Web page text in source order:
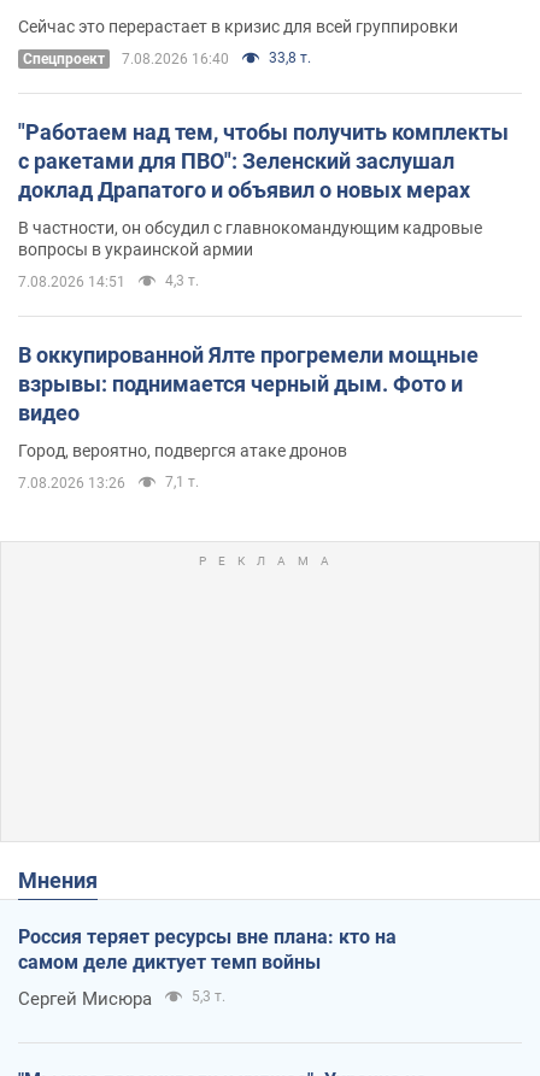
удалось
Сейчас это перерастает в кризис для всей группировки
Спецпроект 7.08.2026 16:40 33,8 т.
"Работаем над тем, чтобы получить комплекты
с ракетами для ПВО": Зеленский заслушал
доклад Драпатого и объявил о новых мерах
В частности, он обсудил с главнокомандующим кадровые
вопросы в украинской армии
7.08.2026 14:51 4,3 т.
В оккупированной Ялте прогремели мощные
взрывы: поднимается черный дым. Фото и
видео
Город, вероятно, подвергся атаке дронов
7.08.2026 13:26 7,1 т.
Мнения
Россия теряет ресурсы вне плана: кто на
самом деле диктует темп войны
Сергей Мисюра 5,3 т.